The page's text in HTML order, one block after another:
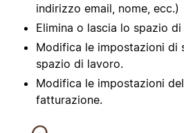
indirizzo email, nome, ecc.)
Elimina o lascia lo spazio
Modifica le impostazioni di
spazio di lavoro.
Modifica le impostazioni
fatturazione.